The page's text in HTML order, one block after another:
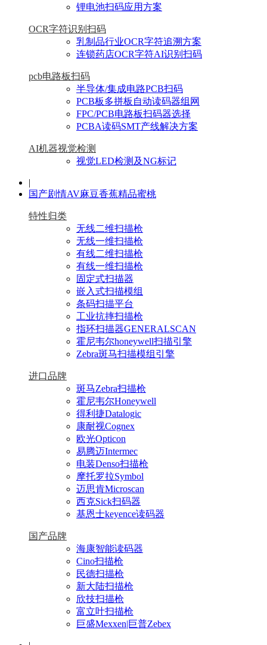
锂电池扫码应用方案
OCR字符识别扫码
乳制品行业OCR字符追溯方案
连锁药店OCR字符AI识别扫码
pcb电路板扫码
半导体/集成电路PCB扫码
PCB板多拼板自动读码器组网
FPC/PCB电路板扫码器选择
PCBA读码SMT产线解决方案
AI机器视觉检测
视觉LED检测及NG标记
|
国产剧情AV麻豆香蕉精品蜜桃
特性归类
无线二维扫描枪
无线一维扫描枪
有线二维扫描枪
有线一维扫描枪
固定式扫描器
嵌入式扫描模组
条码扫描平台
工业抗摔扫描枪
指环扫描器GENERALSCAN
霍尼韦尔honeywell扫描引擎
Zebra斑马扫描模组引擎
进口品牌
斑马Zebra扫描枪
霍尼韦尔Honeywell
得利捷Datalogic
康耐视Cognex
欧光Opticon
易腾迈Intermec
电装Denso扫描枪
摩托罗拉Symbol
迈思肯Microscan
西克Sick扫码器
基恩士keyence读码器
国产品牌
海康智能读码器
Cino扫描枪
民德扫描枪
新大陆扫描枪
欣技扫描枪
富立叶扫描枪
巨盛Mexxen|巨普Zebex